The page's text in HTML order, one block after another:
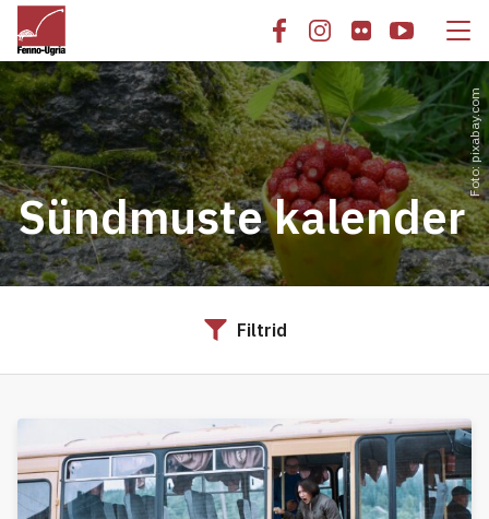
Foto: pixabay.com
Sündmuste kalender
Filtrid